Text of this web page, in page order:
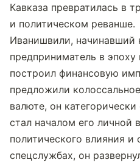
Кавказа превратилась в
и политическом реванше.
Иванишвили, начинавший
предприниматель в эпоху
построил финансовую
предложили
валюте, он категорически
стал началом его личной
политического влияния и
спецслужбах, он